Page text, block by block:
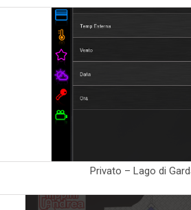
Privato – Lago di